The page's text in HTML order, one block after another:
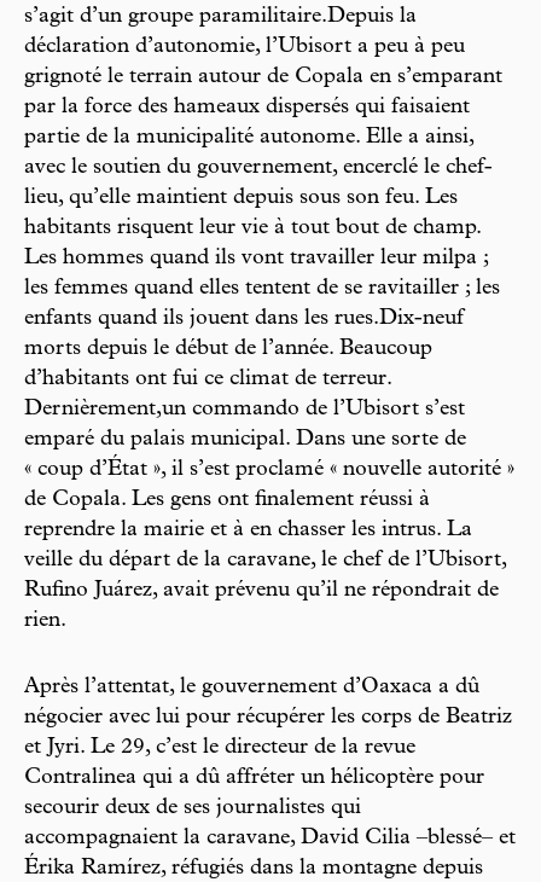
s’agit d’un groupe paramilitaire.Depuis la
déclaration d’autonomie, l’Ubisort a peu à peu
grignoté le terrain autour de Copala en s’emparant
par la force des hameaux dispersés qui faisaient
partie de la municipalité autonome. Elle a ainsi,
avec le soutien du gouvernement, encerclé le chef-
lieu, qu’elle maintient depuis sous son feu. Les
habitants risquent leur vie à tout bout de champ.
Les hommes quand ils vont travailler leur milpa ;
les femmes quand elles tentent de se ravitailler ; les
enfants quand ils jouent dans les rues.Dix-neuf
morts depuis le début de l’année. Beaucoup
d’habitants ont fui ce climat de terreur.
Dernièrement,un commando de l’Ubisort s’est
emparé du palais municipal. Dans une sorte de
« coup d’État », il s’est proclamé « nouvelle autorité »
de Copala. Les gens ont finalement réussi à
reprendre la mairie et à en chasser les intrus. La
veille du départ de la caravane, le chef de l’Ubisort,
Rufino Juárez, avait prévenu qu’il ne répondrait de
rien.
Après l’attentat, le gouvernement d’Oaxaca a dû
négocier avec lui pour récupérer les corps de Beatriz
et Jyri. Le 29, c’est le directeur de la revue
Contralinea qui a dû affréter un hélicoptère pour
secourir deux de ses journalistes qui
accompagnaient la caravane, David Cilia –blessé– et
Érika Ramírez, réfugiés dans la montagne depuis